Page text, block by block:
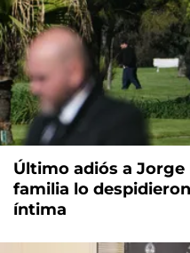
Último adiós a Jorge
familia lo
íntima